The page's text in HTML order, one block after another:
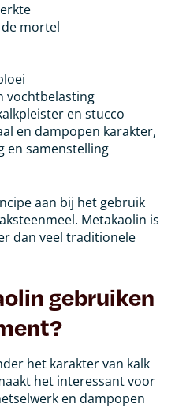
mortel
vochtbelasting
en stucco
en dampopen karakter,
en samenstelling
aan bij het gebruik
Metakaolin is
dan veel traditionele
gebruiken
het karakter van kalk
het interessant voor
en dampopen